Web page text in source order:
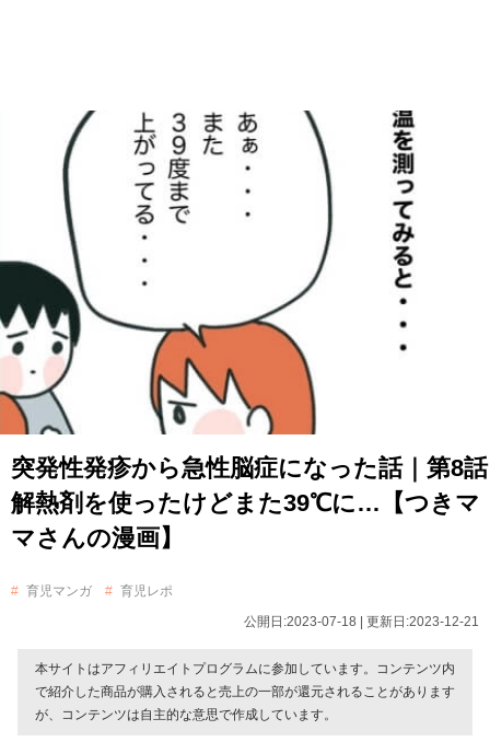
突発性発疹から急性脳症になった話｜第8話
解熱剤を使ったけどまた39℃に…【つきマ
マさんの漫画】
育児マンガ
育児レポ
公開日:2023-07-18 | 更新日:2023-12-21
本サイトはアフィリエイトプログラムに参加しています。コンテンツ内
で紹介した商品が購入されると売上の一部が還元されることがあります
が、コンテンツは自主的な意思で作成しています。